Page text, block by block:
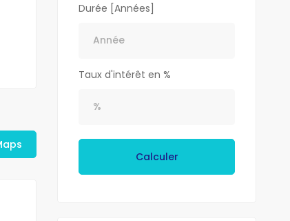
Durée [Années]
Taux d'intérêt en %
Calculer